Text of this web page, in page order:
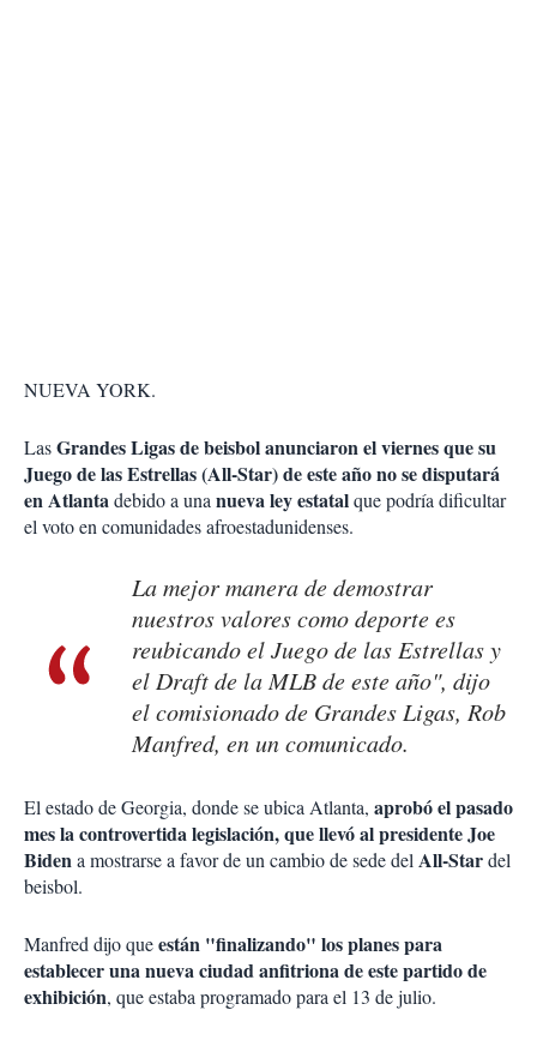
NUEVA YORK.
LasGrandes Ligas de beisbol anunciaron el viernes que su
Juego de las Estrellas (All-Star) de este año no se disputará
en Atlantadebido a unanueva ley estatalque podría dificultar
el voto en comunidades afroestadunidenses.
La mejor manera de demostrar
nuestros valores como deporte es
reubicando el Juego de las Estrellas y
el Draft de la MLB de este año", dijo
el comisionado de Grandes Ligas, Rob
Manfred, en un comunicado.
El estado de Georgia, donde se ubica Atlanta, aprobó el pasado
mes la controvertida legislación, que llevó al presidente Joe
Bidena mostrarse a favor de un cambio de sede delAll-Stardel
beisbol.
Manfred dijo queestán "finalizando" los planes para
establecer una nueva ciudad anfitriona de este partido de
exhibición, que estaba programado para el 13 de julio.